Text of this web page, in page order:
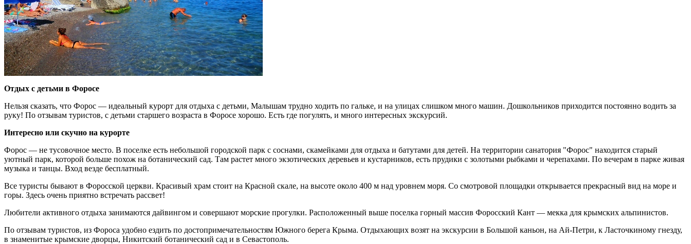
Отдых с детьми в Форосе
Нельзя сказать, что Форос — идеальный курорт для отдыха с детьми, Малышам трудно ходить по гальке, и на улицах слишком много машин. Дошкольников приходится постоянно водить за
руку! По отзывам туристов, с детьми старшего возраста в Форосе хорошо. Есть где погулять, и много интересных экскурсий.
Интересно или скучно на курорте
Форос — не тусовочное место. В поселке есть небольшой городской парк с соснами, скамейками для отдыха и батутами для детей. На территории санатория "Форос" находится старый
уютный парк, которой больше похож на ботанический сад. Там растет много экзотических деревьев и кустарников, есть прудики с золотыми рыбками и черепахами. По вечерам в парке живая
музыка и танцы. Вход везде бесплатный.
Все туристы бывают в Форосской церкви. Красивый храм стоит на Красной скале, на высоте около 400 м над уровнем моря. Со смотровой площадки открывается прекрасный вид на море и
горы. Здесь очень приятно встречать рассвет!
Любители активного отдыха занимаются дайвингом и совершают морские прогулки. Расположенный выше поселка горный массив Форосский Кант — мекка для крымских альпинистов.
По отзывам туристов, из Фороса удобно ездить по достопримечательностям Южного берега Крыма. Отдыхающих возят на экскурсии в Большой каньон, на Ай-Петри, к Ласточкиному гнезду,
в знаменитые крымские дворцы, Никитский ботанический сад и в Севастополь.